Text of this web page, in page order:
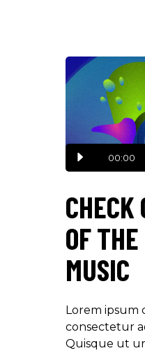
Audio
Player
00:00
CHECK
OF
MUSIC
Lorem ipsum
consectetur
Quisque ut